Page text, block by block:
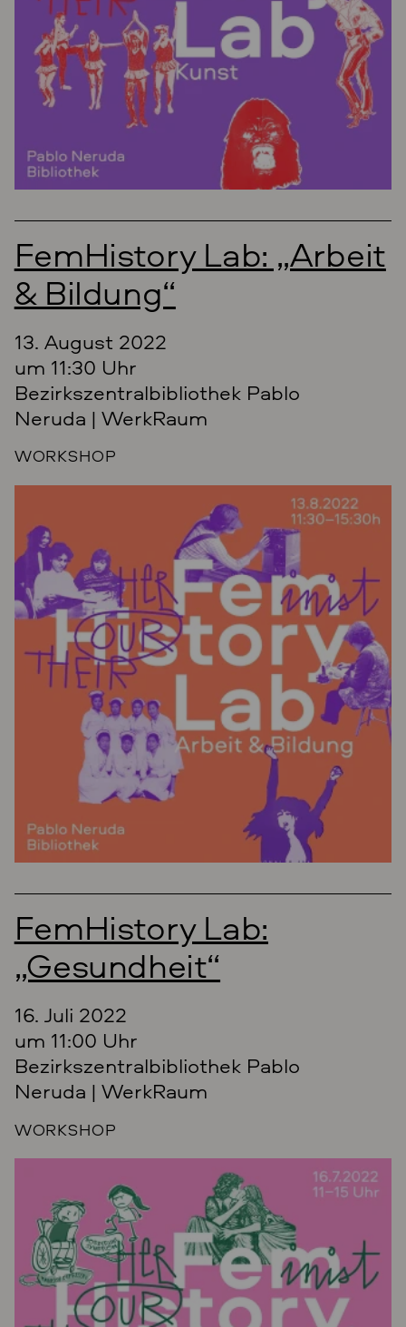
FemHistory Lab: „Arbeit
& Bildung“
13. August 2022
um 11:30 Uhr
Bezirkszentralbibliothek Pablo
Neruda | WerkRaum
WORKSHOP
FemHistory Lab:
„Gesundheit“
16. Juli 2022
um 11:00 Uhr
Bezirkszentralbibliothek Pablo
Neruda | WerkRaum
WORKSHOP